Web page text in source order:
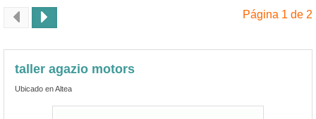
Página 1 de 2
taller agazio motors
Ubicado en Altea